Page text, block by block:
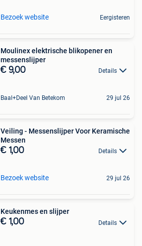
Bezoek website Eergisteren
Moulinex elektrische blikopener en
messenslijper
€ 9,00 Details
Baal+Deel Van Betekom 29 jul 26
Veiling - Messenslijper Voor Keramische
Messen
€ 1,00 Details
Bezoek website 29 jul 26
Keukenmes en slijper
€ 1,00 Details